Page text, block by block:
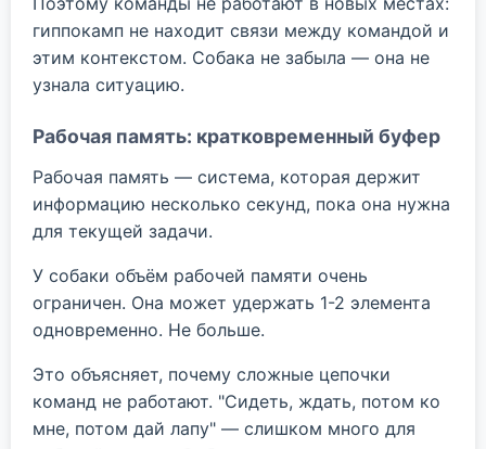
гиппокамп не находит связи между командой и
этим контекстом. Собака не забыла — она не
узнала ситуацию.
Рабочая память: кратковременный буфер
Рабочая память — система, которая держит
информацию несколько секунд, пока она нужна
для текущей задачи.
У собаки объём рабочей памяти очень
ограничен. Она может удержать 1-2 элемента
одновременно. Не больше.
Это объясняет, почему сложные цепочки
команд не работают. "Сидеть, ждать, потом ко
мне, потом дай лапу" — слишком много для